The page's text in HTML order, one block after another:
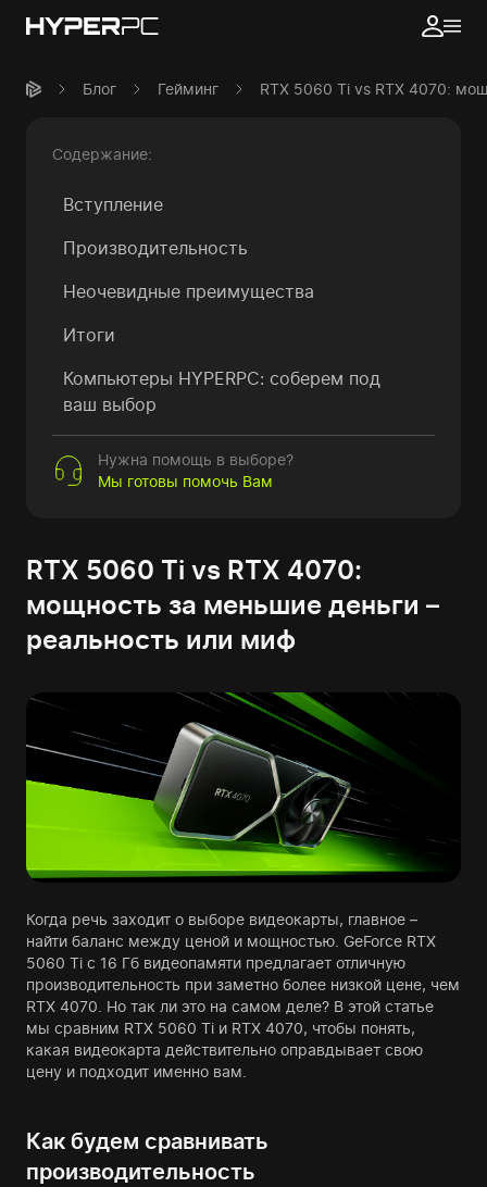
Блог Гейминг RTX 5060 Ti vs RTX 4070:
Содержание:
Вступление
Производительность
Неочевидные преимущества
Итоги
Компьютеры HYPERPC: соберем под
ваш выбор
Нужна помощь в выборе?
Мы готовы помочь Вам
RTX 5060 Ti vs RTX 4070:
мощность за меньшие деньги –
реальность или миф
Когда речь заходит о выборе видеокарты, главное –
найти баланс между ценой и мощностью. GeForce RTX
5060 Ti с 16 Гб видеопамяти предлагает отличную
производительность при заметно более низкой цене, чем
RTX 4070. Но так ли это на самом деле? В этой статье
мы сравним RTX 5060 Ti и RTX 4070, чтобы понять,
какая видеокарта действительно оправдывает свою
цену и подходит именно вам.
Как будем сравнивать
производительность